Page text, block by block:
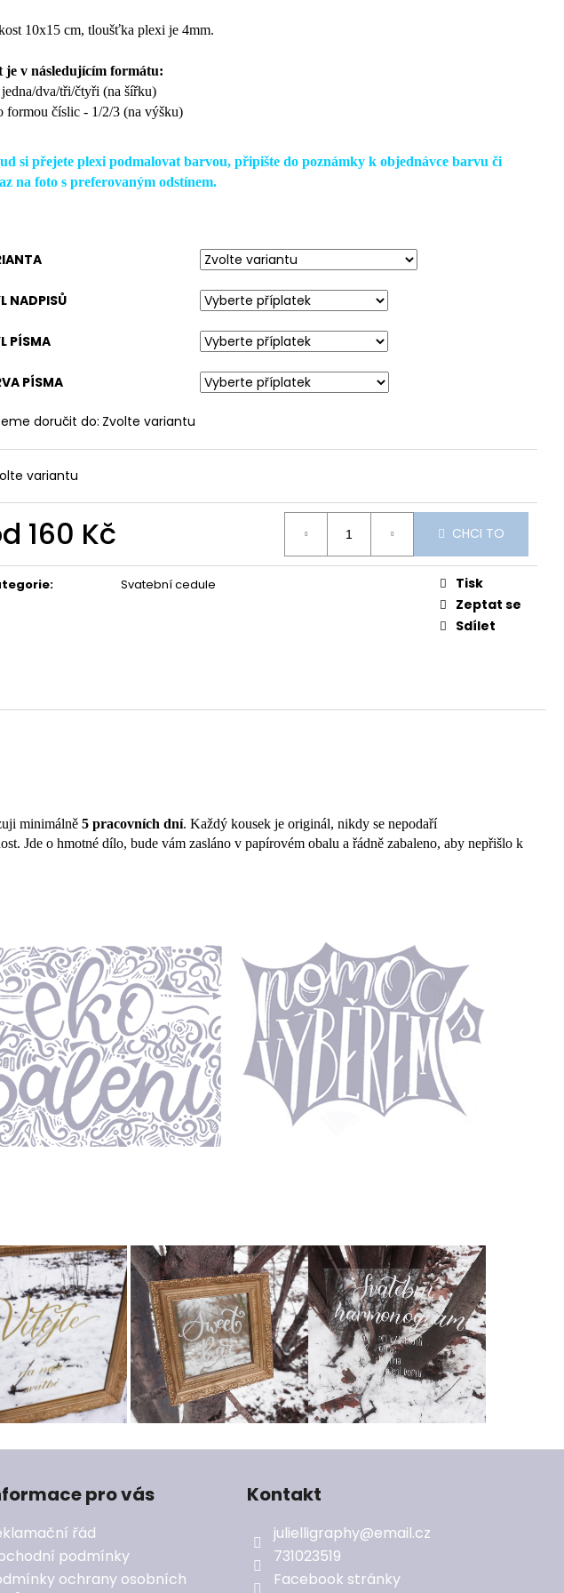
10x15 cm, tloušťka plexi je 4mm.
je v následujícím formátu:
dva/tři/čtyři (na šířku)
formou číslic - 1/2/3 (na výšku)
si přejete plexi podmalovat barvou, připište do poznámky k objednávce barvu či
na foto s preferovaným odstínem.
NADPISŮ
PÍSMA
PÍSMA
doručit do: Zvolte variantu
variantu
160 Kč CHCI TO
: Svatební cedule
Tisk
Zeptat se
Sdílet
minimálně 5 pracovních dní. Každý kousek je originál, nikdy se nepodaří
Jde o hmotné dílo, bude vám zasláno v papírovém obalu a řádně zabaleno, aby nepřišlo k
pro vás
řád
podmínky
ochrany osobních
Kontakt
julielligraphy@email.cz
731023519
Facebook stránky